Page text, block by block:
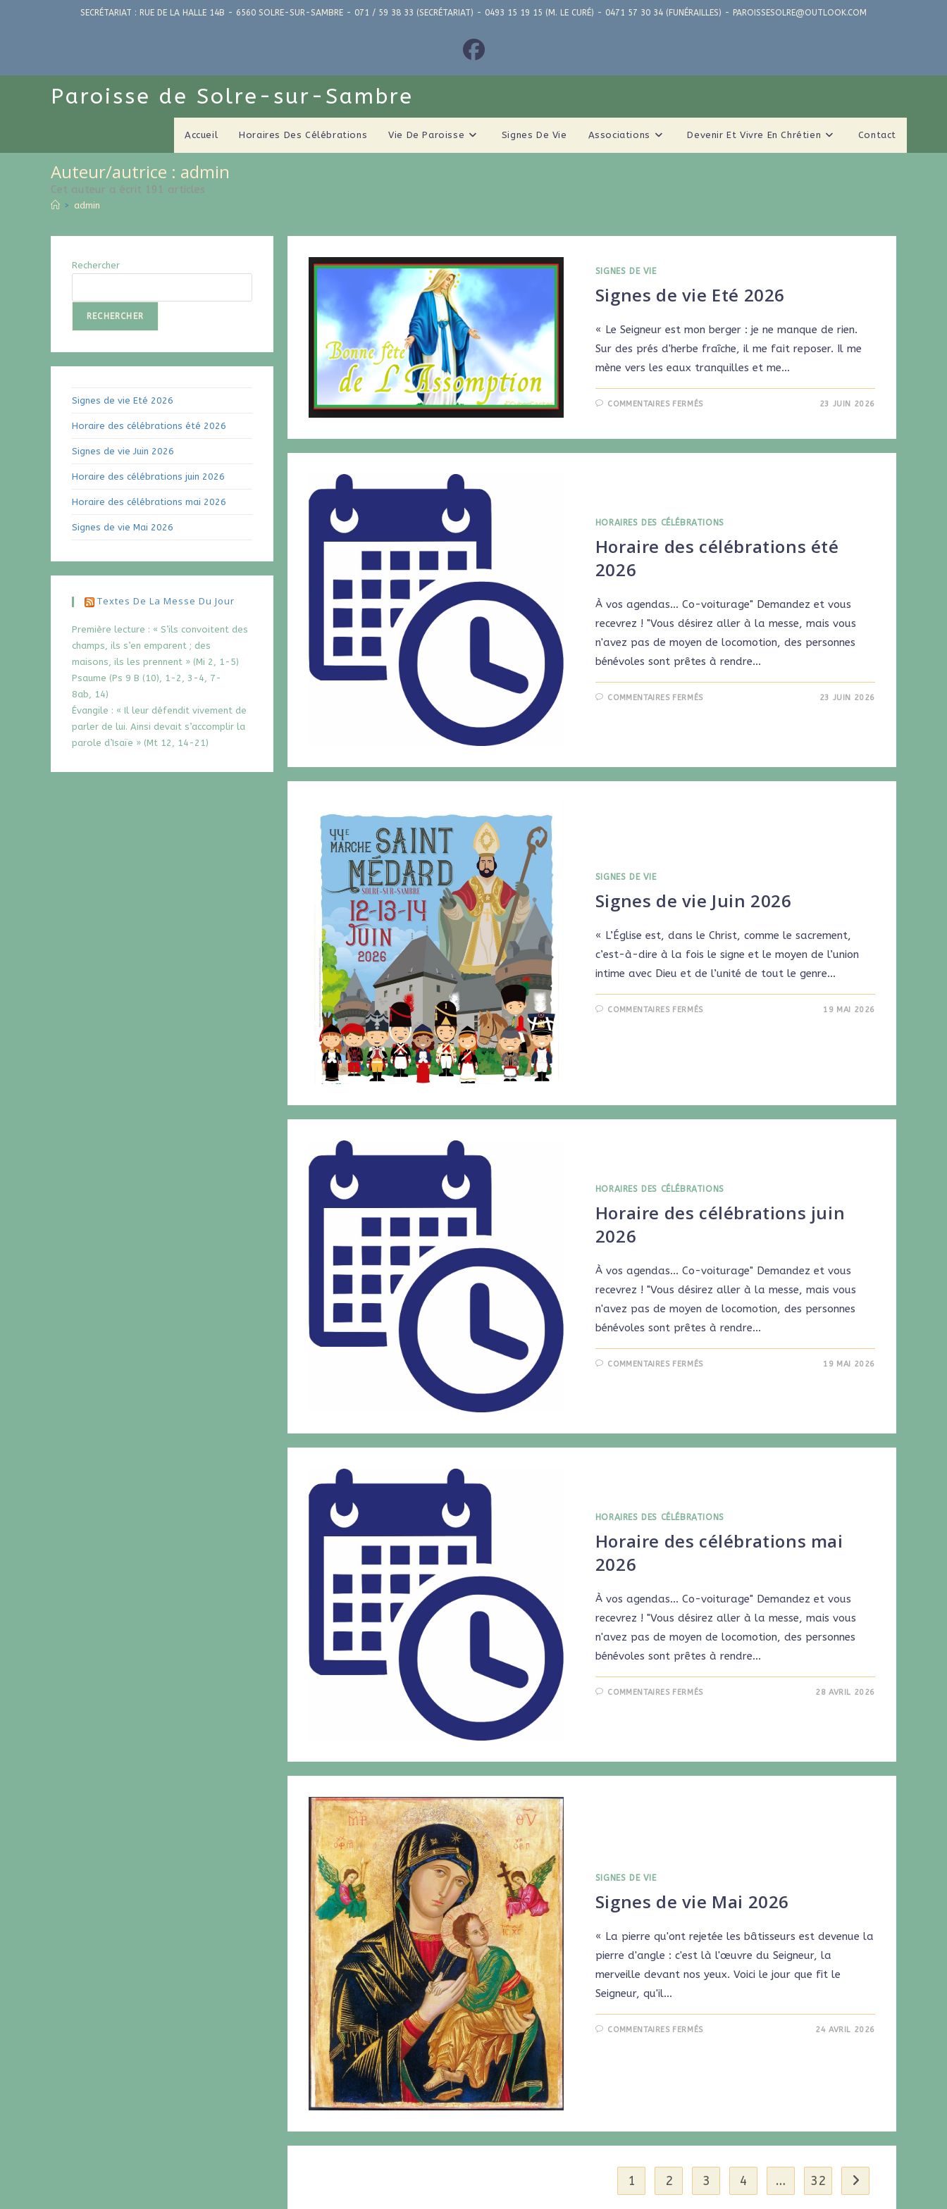
SECRÉTARIAT : RUE DE LA HALLE 14B - 6560 SOLRE-SUR-SAMBRE - 071 / 59 38 33 (SECRÉTARIAT) - 0493 15 19 15 (M. LE CURÉ) - 0471 57 30 34 (FUNÉRAILLES) - PAROISSESOLRE@OUTLOOK.COM
Paroisse de Solre-sur-Sambre
Accueil Horaires Des Célébrations Vie De Paroisse Signes De Vie Associations Devenir Et Vivre En Chrétien Contact
Auteur/autrice : admin
Cet auteur a écrit 191 articles
> admin
SIGNES DE VIE
Signes de vie Eté 2026
« Le Seigneur est mon berger : je ne manque de rien.
Sur des prés d'herbe fraîche, il me fait reposer. Il me
mène vers les eaux tranquilles et me…
COMMENTAIRES FERMÉS 23 JUIN 2026
HORAIRES DES CÉLÉBRATIONS
Horaire des célébrations été
2026
À vos agendas... Co-voiturage" Demandez et vous
recevrez ! "Vous désirez aller à la messe, mais vous
n'avez pas de moyen de locomotion, des personnes
bénévoles sont prêtes à rendre…
COMMENTAIRES FERMÉS 23 JUIN 2026
SIGNES DE VIE
Signes de vie Juin 2026
« L’Église est, dans le Christ, comme le sacrement,
c’est-à-dire à la fois le signe et le moyen de l’union
intime avec Dieu et de l’unité de tout le genre…
COMMENTAIRES FERMÉS 19 MAI 2026
HORAIRES DES CÉLÉBRATIONS
Horaire des célébrations juin
2026
À vos agendas... Co-voiturage" Demandez et vous
recevrez ! "Vous désirez aller à la messe, mais vous
n'avez pas de moyen de locomotion, des personnes
bénévoles sont prêtes à rendre…
COMMENTAIRES FERMÉS 19 MAI 2026
HORAIRES DES CÉLÉBRATIONS
Horaire des célébrations mai
2026
À vos agendas... Co-voiturage" Demandez et vous
recevrez ! "Vous désirez aller à la messe, mais vous
n'avez pas de moyen de locomotion, des personnes
bénévoles sont prêtes à rendre…
COMMENTAIRES FERMÉS 28 AVRIL 2026
SIGNES DE VIE
Signes de vie Mai 2026
« La pierre qu'ont rejetée les bâtisseurs est devenue la
pierre d'angle : c'est là l'œuvre du Seigneur, la
merveille devant nos yeux. Voici le jour que fit le
Seigneur, qu'il…
COMMENTAIRES FERMÉS 24 AVRIL 2026
1 2 3 4 … 32
Rechercher
RECHERCHER
Signes de vie Eté 2026
Horaire des célébrations été 2026
Signes de vie Juin 2026
Horaire des célébrations juin 2026
Horaire des célébrations mai 2026
Signes de vie Mai 2026
Textes De La Messe Du Jour
Première lecture : « S’ils convoitent des
champs, ils s’en emparent ; des
maisons, ils les prennent » (Mi 2, 1-5)
Psaume (Ps 9 B (10), 1-2, 3-4, 7-
8ab, 14)
Évangile : « Il leur défendit vivement de
parler de lui. Ainsi devait s’accomplir la
parole d’Isaïe » (Mt 12, 14-21)